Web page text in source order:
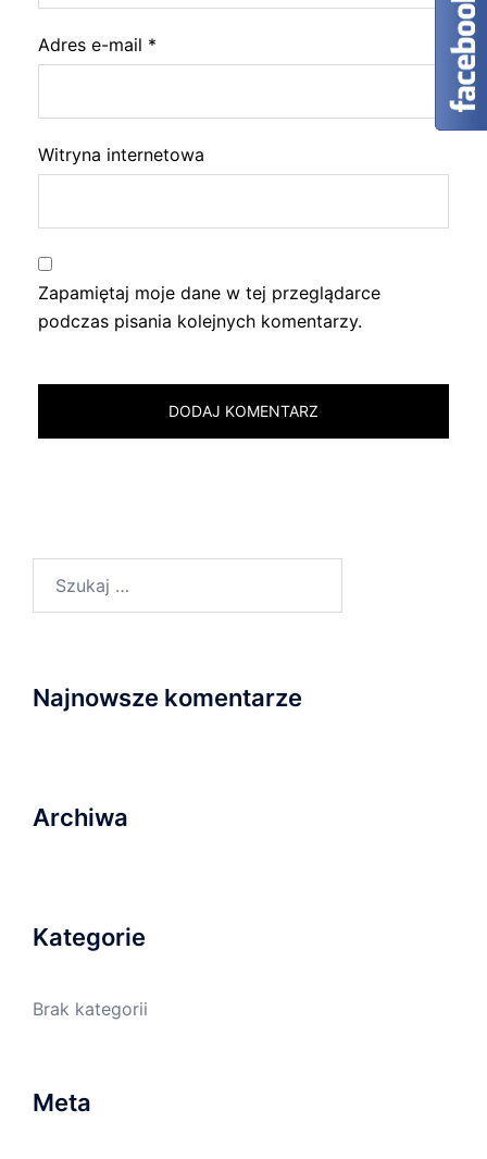
Adres e-mail *
Witryna internetowa
Zapamiętaj moje dane w tej przeglądarce
podczas pisania kolejnych komentarzy.
Najnowsze komentarze
Archiwa
Kategorie
Brak kategorii
Meta